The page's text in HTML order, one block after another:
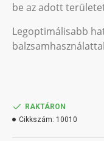
be az adott
Legoptimálisabb
RAKTÁRON
Cikkszám: 10010